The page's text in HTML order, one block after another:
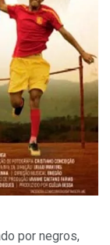
por negros,